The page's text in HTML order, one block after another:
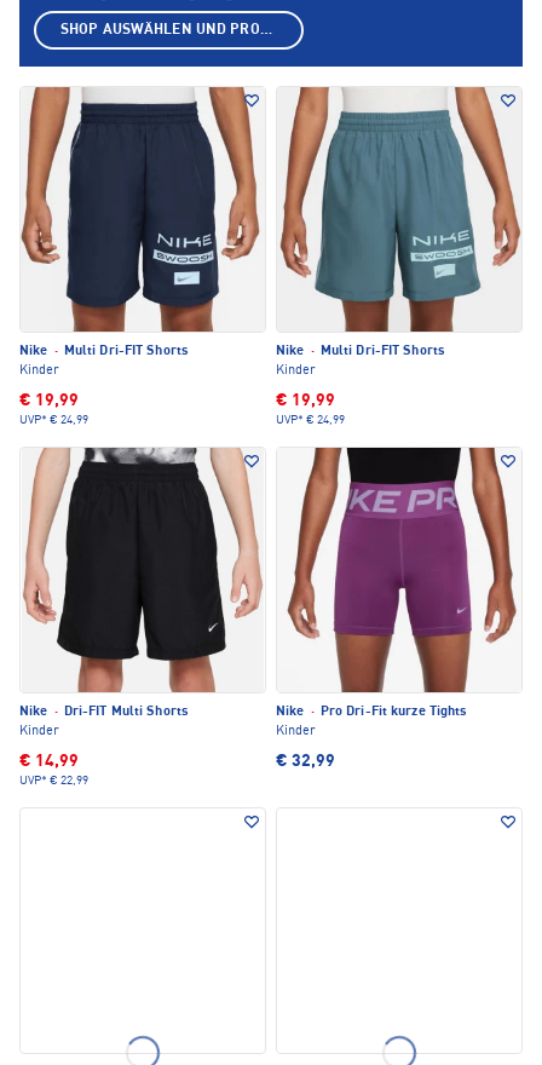
Nike · Multi Dri-FIT Shorts
Kinder
€ 19,99
UVP* € 24,99
Nike · Multi Dri-FIT Shorts
Kinder
€ 19,99
UVP* € 24,99
Nike · Dri-FIT Multi Shorts
Kinder
€ 14,99
UVP* € 22,99
Nike · Pro Dri-Fit kurze Tights
Kinder
€ 32,99
SHOP AUSWÄHLEN UND PRODUKTE ANZEIGEN